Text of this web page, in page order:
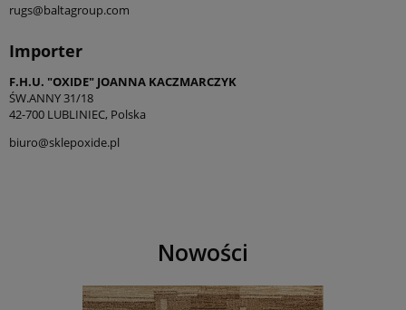
rugs@baltagroup.com
Importer
F.H.U. "OXIDE" JOANNA KACZMARCZYK
ŚW.ANNY 31/18
42-700 LUBLINIEC, Polska
biuro@sklepoxide.pl
Nowości